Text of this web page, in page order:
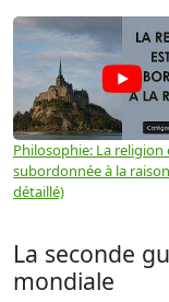
Philosophie: La religion
subordonnée à la
détaillé)
La seconde
mondiale